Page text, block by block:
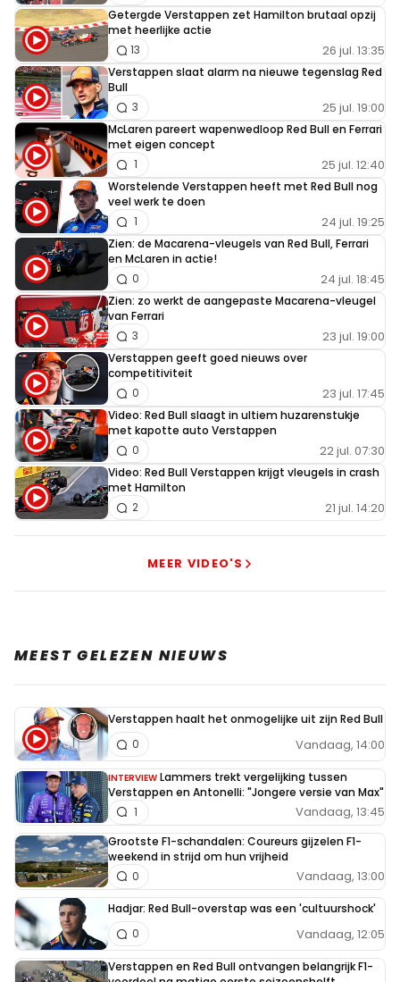
Getergde Verstappen zet Hamilton brutaal opzij
met heerlijke actie
26 jul. 13:35
13
Verstappen slaat alarm na nieuwe tegenslag Red
Bull
25 jul. 19:00
3
McLaren pareert wapenwedloop Red Bull en Ferrari
met eigen concept
25 jul. 12:40
1
Worstelende Verstappen heeft met Red Bull nog
veel werk te doen
24 jul. 19:25
1
Zien: de Macarena-vleugels van Red Bull, Ferrari
en McLaren in actie!
24 jul. 18:45
0
Zien: zo werkt de aangepaste Macarena-vleugel
van Ferrari
23 jul. 19:00
3
Verstappen geeft goed nieuws over
competitiviteit
23 jul. 17:45
0
Video: Red Bull slaagt in ultiem huzarenstukje
met kapotte auto Verstappen
22 jul. 07:30
0
Video: Red Bull Verstappen krijgt vleugels in crash
met Hamilton
21 jul. 14:20
2
MEER VIDEO'S
MEEST GELEZEN NIEUWS
Verstappen haalt het onmogelijke uit zijn Red Bull
Vandaag, 14:00
0
INTERVIEW Lammers trekt vergelijking tussen
Verstappen en Antonelli: "Jongere versie van Max"
Vandaag, 13:45
1
Grootste F1-schandalen: Coureurs gijzelen F1-
weekend in strijd om hun vrijheid
Vandaag, 13:00
0
Hadjar: Red Bull-overstap was een 'cultuurshock'
Vandaag, 12:05
0
Verstappen en Red Bull ontvangen belangrijk F1-